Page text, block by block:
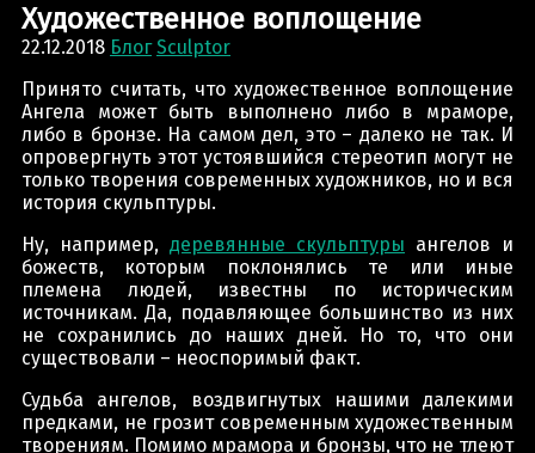
Художественное воплощение
22.12.2018 Блог Sculptor
Принято считать, что художественное воплощение
Ангела может быть выполнено либо в мраморе,
либо в бронзе. На самом дел, это – далеко не так. И
опровергнуть этот устоявшийся стереотип могут не
только творения современных художников, но и вся
история скульптуры.
Ну, например, деревянные скульптуры ангелов и
божеств, которым поклонялись те или иные
племена людей, известны по историческим
источникам. Да, подавляющее большинство из них
не сохранились до наших дней. Но то, что они
существовали – неоспоримый факт.
Судьба ангелов, воздвигнутых нашими далекими
предками, не грозит современным художественным
творениям. Помимо мрамора и бронзы, что не тлеют